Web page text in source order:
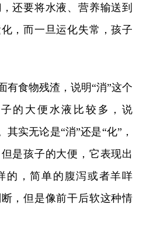
还要将水液、营养输送到
，而一旦运化失常，孩子
有食物残渣，说明“消”这个
的大便水液比较多，说
其实无论是“消”还是“化”，
是孩子的大便，它表现出
的，简单的腹泻或者羊咩
，但是像前干后软这种情